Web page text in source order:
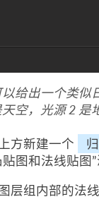
以给出一个类
空，光源 2 是
方新建一个
图和法线贴图
层组内部的法